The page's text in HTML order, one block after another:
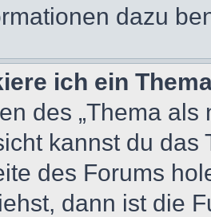
dazu
ich ein
des „Thema
kannst du
des Forums
dann ist die